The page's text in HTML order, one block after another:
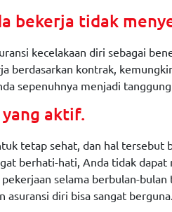
bekerja tidak
kecelakaan diri sebagai
berdasarkan kontrak,
sepenuhnya menjadi
aktif.
tetap sehat, dan hal
berhati-hati, Anda tidak
selama berbulan-
asuransi diri bisa sangat berguna.